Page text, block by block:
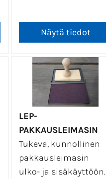
LEP-
PAKKAUSLEIMASIN
Tukeva, kunnollinen
pakkausleimasin
ulko- ja sisäkäyttöön.